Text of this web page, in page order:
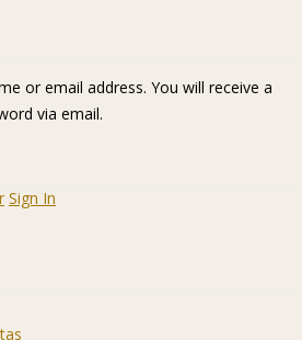
or email address. You will receive a
via email.
Sign In